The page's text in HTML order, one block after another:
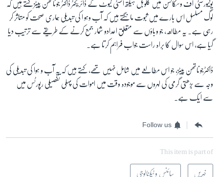
یونیورسٹی آف وسکانسن میں گلوبل ہیلتھ انسٹی ٹیوٹ کے ڈائریکٹر ڈاکٹر جوناتھن پیٹز کہتے ہیں کہ
لوگ مسلسل اس بارے میں ثبوت مانگتے ہیں کہ آب وہو ا کی تبدیلی ہماری صحت کو متاثر کر
رہی ہے۔ یہ مطالعہ، جو وباؤں سے متعلق اعدادو شمار جمع کرنے کے طریقے سے ترتیب دیا
گیا ہے، اس سوال کا براہ راست جواب فراہم کرتا ہے۔
ڈاکٹرجوناتھن پیٹز، جو اس مطالعے میں شامل نہیں تھے، کہتے ہیں کہ یہ آب و ہوا کی تبدیلی کی
وجہ سے بڑھتی گرمی کی لہروں سے موجودہ وقت میں اموات کی پہلی تفصیلی رپورٹس میں
سے ایک ہے۔
Follow us
This item is part of
خبریں سائنس و ٹیکنالوجی